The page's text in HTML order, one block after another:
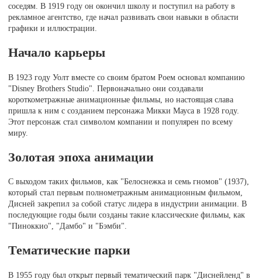
соседям. В 1919 году он окончил школу и поступил на работу в
рекламное агентство, где начал развивать свои навыки в области
графики и иллюстрации.
Начало карьеры
В 1923 году Уолт вместе со своим братом Роем основал компанию
"Disney Brothers Studio". Первоначально они создавали
короткометражные анимационные фильмы, но настоящая слава
пришла к ним с созданием персонажа Микки Мауса в 1928 году.
Этот персонаж стал символом компании и популярен по всему
миру.
Золотая эпоха анимации
С выходом таких фильмов, как "Белоснежка и семь гномов" (1937),
который стал первым полнометражным анимационным фильмом,
Дисней закрепил за собой статус лидера в индустрии анимации. В
последующие годы были созданы такие классические фильмы, как
"Пиноккио", "Дамбо" и "Бэмби".
Тематические парки
В 1955 году был открыт первый тематический парк "Диснейленд" в